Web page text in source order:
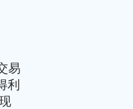
易
利